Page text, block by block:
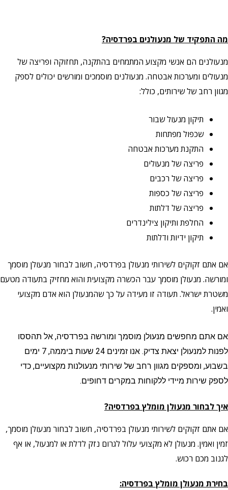
מה התפקיד של מנעולנים בפרדסיה?
מנעולנים הם אנשי מקצוע המתמחים בהתקנה, תחזוקה ופריצה של
מנעולים ומערכות אבטחה. מנעולנים מוסמכים ומורשים יכולים לספק
מגוון רחב של שירותים, כולל:
תיקון מנעול שבור
שכפול מפתחות
התקנת מערכות אבטחה
פריצה של מנעולים
פריצה של רכבים
פריצה של כספות
פריצה של דלתות
החלפת ותיקון צילינדרים
תיקון ידיות ודלתות
אם אתם זקוקים לשירותי מנעולן בפרדסיה, חשוב לבחור מנעולן מוסמך
ומורשה. מנעולן מוסמך עבר הכשרה מקצועית והוא מחזיק בתעודה מטעם
משטרת ישראל. תעודה זו מעידה על כך שהמנעולן הוא אדם מקצועי
ואמין.
אם אתם מחפשים מנעולן מוסמך ומורשה בפרדסיה, אל תהססו
לפנות למנעולן יצאת צדיק. אנו זמינים 24 שעות ביממה, 7 ימים
בשבוע, ומספקים מגוון רחב של שירותי מנעולנות מקצועיים, כדי
לספק שירות מיידי ללקוחות במקרים דחופים.
איך לבחור מנעולן מומלץ בפרדסיה?
אם אתם זקוקים לשירותי מנעולן בפרדסיה, חשוב לבחור מנעולן מוסמך,
זמין ואמין. מנעולן לא מקצועי עלול לגרום נזק לדלת או למנעול, או אף
לגנוב מכם רכוש.
בחירת מנעולן מומלץ בפרדסיה: